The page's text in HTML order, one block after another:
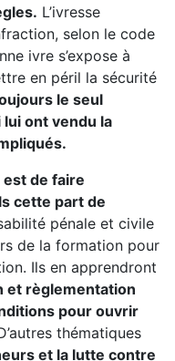
L’ivresse
selon le code
ivre s’expose à
en péril la sécurité
le seul
ont vendu la
est de faire
cette part de
pénale et civile
de la formation pour
Ils en apprendront
et règlementation
pour ouvrir
thématiques
et la lutte contre